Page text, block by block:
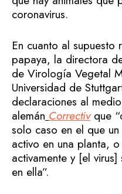
coronavirus.
En cuanto al
papaya, la directora
de Virología Vegetal
Universidad de
declaraciones al
alemán Correctivque
solo caso en el que
activo en una planta,
activamente y [el
en ella”.